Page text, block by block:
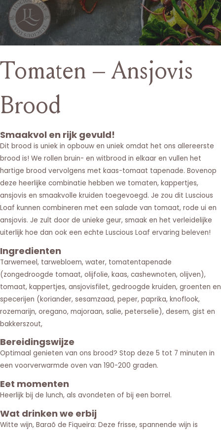
Tomaten – Ansjovis
Brood
Smaakvol en rijk gevuld!
Dit brood is uniek in opbouw en uniek omdat het ons allereerste
brood is! We rollen bruin- en witbrood in elkaar en vullen het
hartige brood vervolgens met kaas-tomaat tapenade. Bovenop
deze heerlijke combinatie hebben we tomaten, kappertjes,
ansjovis en smaakvolle kruiden toegevoegd. Je zou dit Luscious
Loaf kunnen combineren met een salade van tomaat, rode ui en
ansjovis. Je zult door de unieke geur, smaak en het verleidelijke
uiterlijk hoe dan ook een echte Luscious Loaf ervaring beleven!
Ingredienten
Tarwemeel, tarwebloem, water, tomatentapenade
(zongedroogde tomaat, olijfolie, kaas, cashewnoten, olijven),
tomaat, kappertjes, ansjovisfilet, gedroogde kruiden, groenten en
specerijen (koriander, sesamzaad, peper, paprika, knoflook,
rozemarijn, oregano, majoraan, salie, peterselie), desem, gist en
bakkerszout,
Bereidingswijze
Optimaal genieten van ons brood? Stop deze 5 tot 7 minuten in
een voorverwarmde oven van 190-200 graden.
Eet momenten
Heerlijk bij de lunch, als avondeten of bij een borrel.
Wat drinken we erbij
Witte wijn, Baraõ de Fiqueira: Deze frisse, spannende wijn is